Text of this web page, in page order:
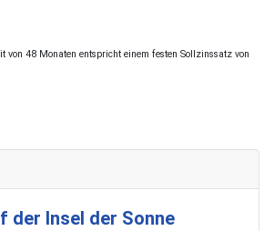
48 Monaten entspricht einem festen Sollzinssatz von
der Insel der Sonne